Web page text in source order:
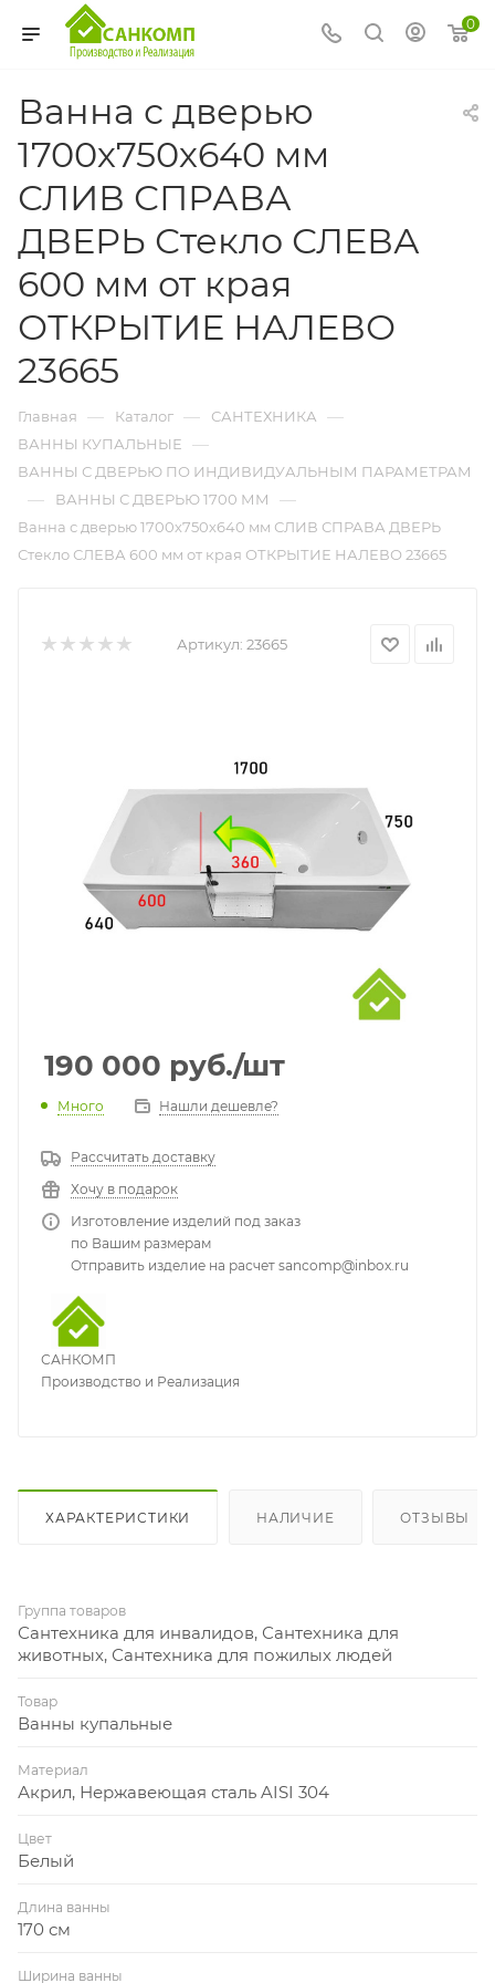
0
Ванна с дверью
1700х750х640 мм
СЛИВ СПРАВА
ДВЕРЬ Стекло СЛЕВА
600 мм от края
ОТКРЫТИЕ НАЛЕВО
23665
Главная — Каталог — САНТЕХНИКА —
ВАННЫ КУПАЛЬНЫЕ —
ВАННЫ С ДВЕРЬЮ ПО ИНДИВИДУАЛЬНЫМ ПАРАМЕТРАМ
— ВАННЫ С ДВЕРЬЮ 1700 ММ —
Ванна с дверью 1700х750х640 мм СЛИВ СПРАВА ДВЕРЬ
Стекло СЛЕВА 600 мм от края ОТКРЫТИЕ НАЛЕВО 23665
Артикул: 23665
190 000 руб./шт
Много Нашли дешевле?
Рассчитать доставку
Хочу в подарок
Изготовление изделий под заказ
по Вашим размерам
Отправить изделие на расчет sancomp@inbox.ru
САНКОМП
Производство и Реализация
ХАРАКТЕРИСТИКИ НАЛИЧИЕ ОТЗЫВЫ
Группа товаров
Сантехника для инвалидов, Сантехника для
животных, Сантехника для пожилых людей
Товар
Ванны купальные
Материал
Акрил, Нержавеющая сталь AISI 304
Цвет
Белый
Длина ванны
170 см
Ширина ванны